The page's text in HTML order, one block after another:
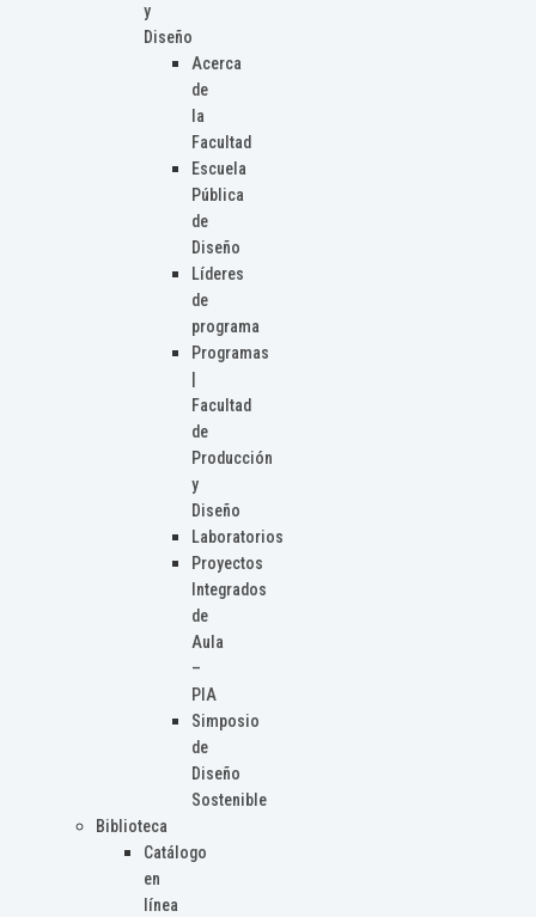
y
Diseño
Acerca
de
la
Facultad
Escuela
Pública
de
Diseño
Líderes
de
programa
Programas
Facultad
de
Producción
y
Diseño
Laboratorios
Proyectos
Integrados
de
Aula
–
PIA
Simposio
de
Diseño
Sostenible
Biblioteca
Catálogo
en
línea